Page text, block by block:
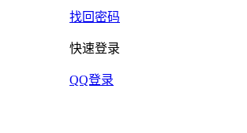
找回密码
快速登录
QQ登录